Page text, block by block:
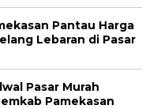
Pantau Harga
Lebaran di Pasar
Pasar Murah
Pamekasan